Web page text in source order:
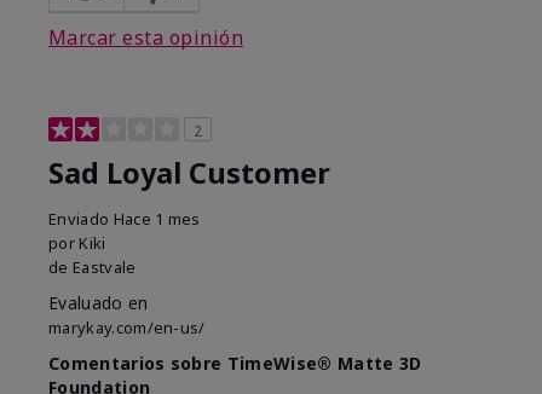
Marcar esta opinión
2
Sad Loyal Customer
Enviado Hace 1 mes
por Kiki
de Eastvale
Evaluado en
marykay.com/en-us/
Comentarios sobre TimeWise® Matte 3D
Foundation